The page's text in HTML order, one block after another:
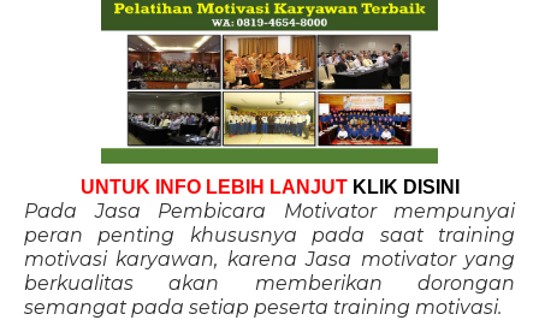
UNTUK INFO LEBIH LANJUT KLIK DISINI
Pada Jasa Pembicara Motivator mempunyai
peran penting khususnya pada saat training
motivasi karyawan, karena Jasa motivator yang
berkualitas akan memberikan dorongan
semangat pada setiap peserta training motivasi.